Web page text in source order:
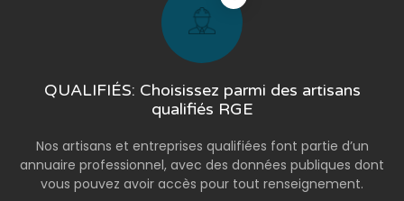
QUALIFIÉS: Choisissez parmi des artisans
qualifiés RGE
Nos artisans et entreprises qualifiées font partie d’un
annuaire professionnel, avec des données publiques dont
vous pouvez avoir accès pour tout renseignement.